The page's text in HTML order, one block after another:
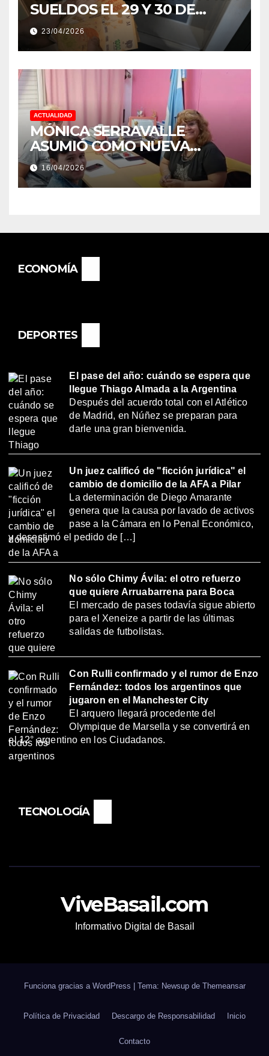
SUELDOS EL 29 Y 30 DE
ABRIL, CON EL 2% DE
AUMENTO
23/04/2026
ACTUALIDAD
MÓNICA SERRAVALLE
ASUMIÓ COMO NUEVA
DIRECTORA DEL E.E.S. N° 82
«RENÉ FAVALORO» DE
BASAIL.
16/04/2026
ECONOMÍA
DEPORTES
El pase del año: cuándo se espera que
llegue Thiago Almada a la Argentina
Después del acuerdo total con el Atlético
de Madrid, en Núñez se preparan para
darle una gran bienvenida.
Un juez calificó de "ficción jurídica" el
cambio de domicilio de la AFA a Pilar
La determinación de Diego Amarante
genera que la causa por lavado de activos
pase a la Cámara en lo Penal Económico,
y desestimó el pedido de […]
No sólo Chimy Ávila: el otro refuerzo
que quiere Arruabarrena para Boca
El mercado de pases todavía sigue abierto
para el Xeneize a partir de las últimas
salidas de futbolistas.
Con Rulli confirmado y el rumor de Enzo
Fernández: todos los argentinos que
jugaron en el Manchester City
El arquero llegará procedente del
Olympique de Marsella y se convertirá en
el 12° argentino en los Ciudadanos.
TECNOLOGÍA
ViveBasail.com
Informativo Digital de Basail
Funciona gracias a WordPress Tema: Newsup de Themeansar
Política de Privacidad Descargo de Responsabilidad Inicio
Contacto